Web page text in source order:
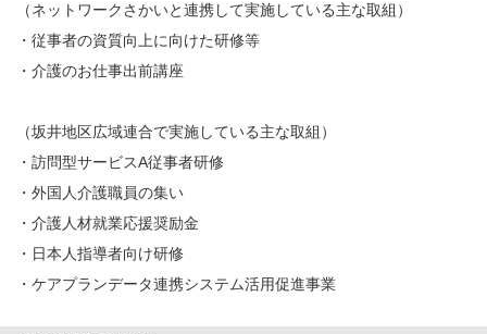
（ネットワークさかいと連携して実施している主な取組）
・従事者の資質向上に向けた研修等
・介護のお仕事出前講座
（坂井地区広域連合で実施している主な取組）
・訪問型サービスA従事者研修
・外国人介護職員の集い
・介護人材就業応援奨励金
・日本人指導者向け研修
・ケアプランデータ連携システム活用促進事業